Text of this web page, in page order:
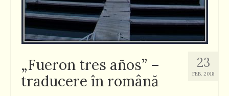
23
FEB. 2018
„Fueron tres años” –
traducere în română